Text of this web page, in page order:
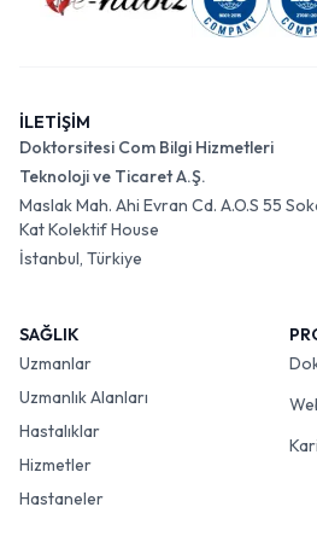
İLETİŞİM
Doktorsitesi Com Bilgi Hizmetleri
Teknoloji ve Ticaret A.Ş.
Maslak Mah. Ahi Evran Cd. A.O.S 55
Kat Kolektif House
İstanbul, Türkiye
SAĞLIK
Uzmanlar
Uzmanlık Alanları
Hastalıklar
Hizmetler
Hastaneler